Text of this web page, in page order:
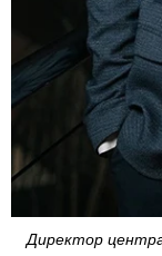
Директор